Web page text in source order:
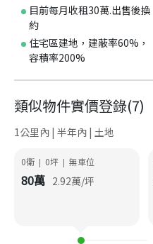
目前每月收租30萬.出售後換
約
住宅區建地，建蔽率60%，
容積率200%
類似物件實價登錄(7)
1公里內 | 半年內 | 土地
0衛 | 0坪 | 無車位
80萬 2.92萬/坪